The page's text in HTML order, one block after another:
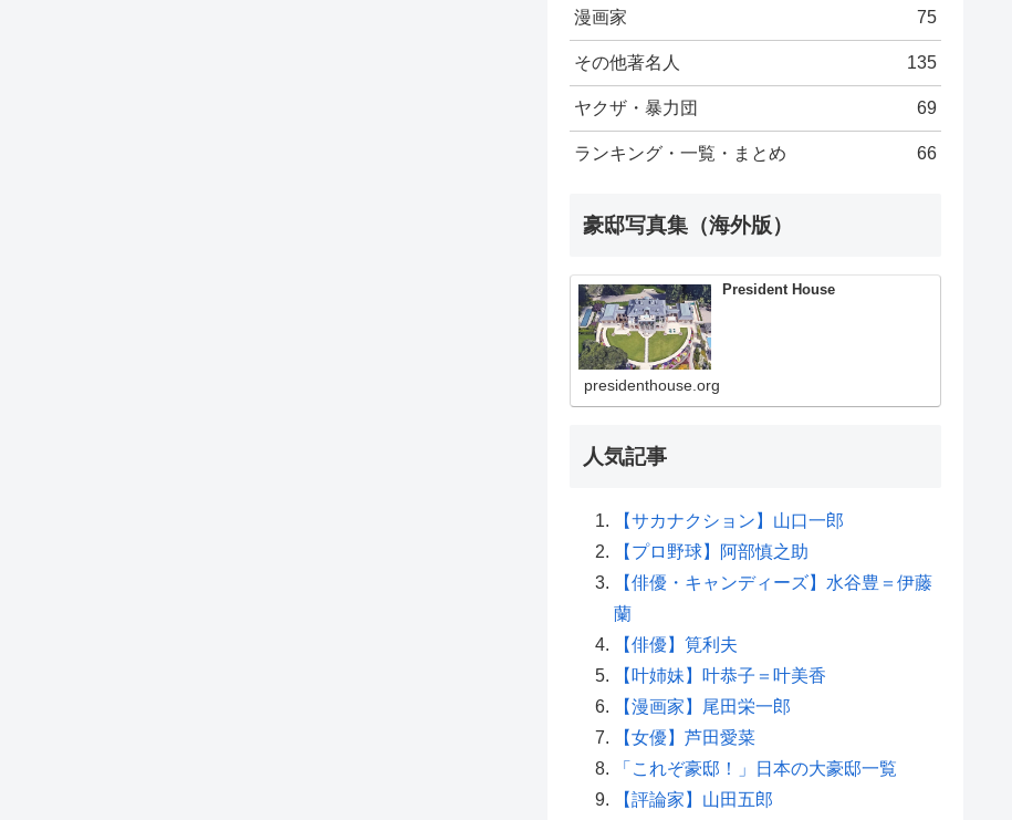
漫画家 75
その他著名人 135
ヤクザ・暴力団 69
ランキング・一覧・まとめ 66
豪邸写真集（海外版）
President House
presidenthouse.org
人気記事
【サカナクション】山口一郎
【プロ野球】阿部慎之助
【俳優・キャンディーズ】水谷豊＝伊藤
蘭
【俳優】筧利夫
【叶姉妹】叶恭子＝叶美香
【漫画家】尾田栄一郎
【女優】芦田愛菜
「これぞ豪邸！」日本の大豪邸一覧
【評論家】山田五郎